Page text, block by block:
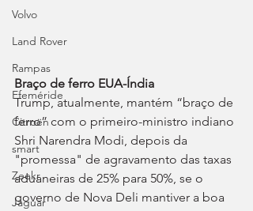
Volvo
Land Rover
Rampas
Efeméride
Citroën
smart
Zeekr
Jaguar
Braço de ferro EUA-Índia
Trump, atualmente, mantém “braço de
ferro” com o primeiro-ministro indiano
Shri Narendra Modi, depois da
"promessa" de agravamento das taxas
aduaneiras de 25% para 50%, se o
governo de Nova Deli mantiver a boa